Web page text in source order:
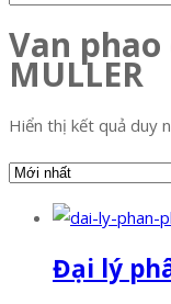
Van phao
MULLER
Hiển thị kết quả duy
Đại lý